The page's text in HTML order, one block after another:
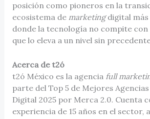
posición como pioneros en la
ecosistema demarketingdigital
donde la tecnología no compite
que lo eleva a un nivel sin
Acerca de t2ó
t2ó México es la agencia full
parte del Top 5 de Mejores
Digital 2025 por Merca 2.0. Cuenta
experiencia de 15 años en el sector,